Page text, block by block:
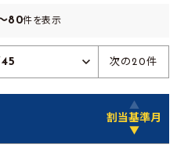
80件を表示
次の20件
▲
割当基準月
▼